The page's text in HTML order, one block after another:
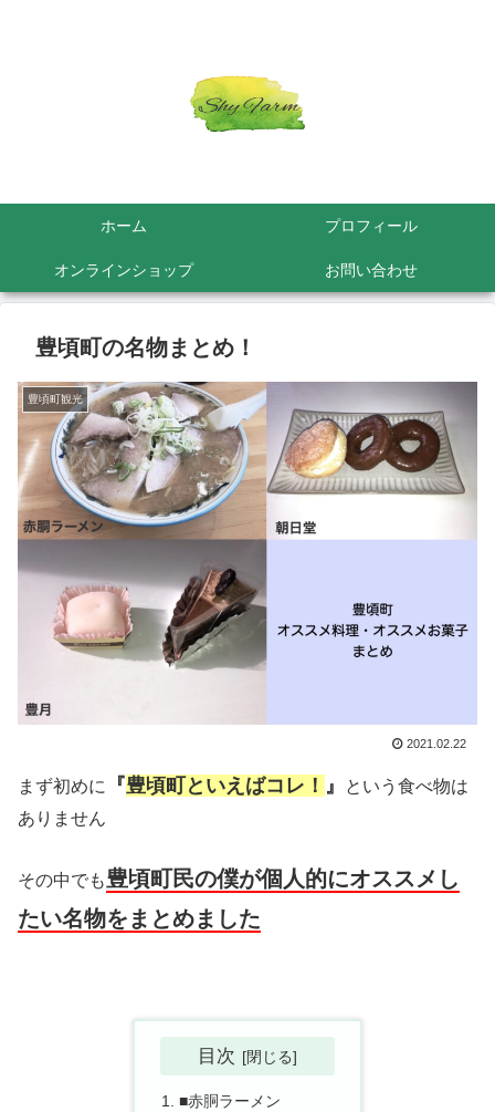
ホーム プロフィール
オンラインショップ お問い合わせ
豊頃町の名物まとめ！
豊頃町観光
2021.02.22
まず初めに 『豊頃町といえばコレ！ 』
という食べ物は
ありません
その中でも豊頃町民の僕が個人的にオススメし
たい名物をまとめました
目次
■赤胴ラーメン